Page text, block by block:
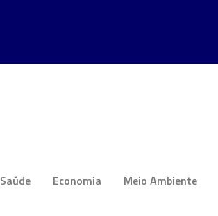
Saúde Economia Meio Ambiente